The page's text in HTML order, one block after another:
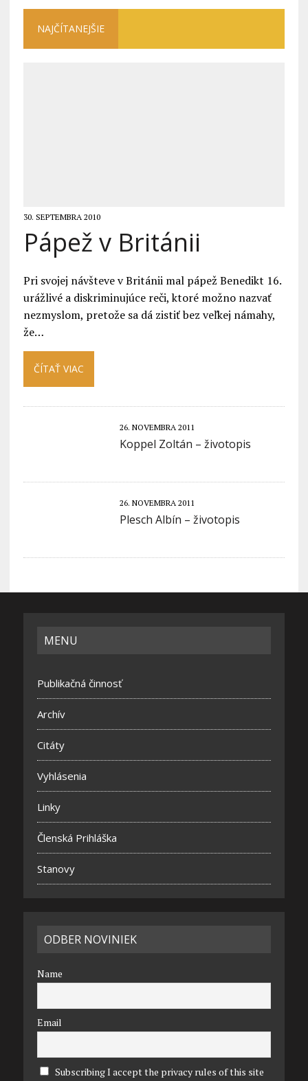
NAJČÍTANEJŠIE
30. SEPTEMBRA 2010
Pápež v Británii
Pri svojej návšteve v Británii mal pápež Benedikt 16.
urážlivé a diskriminujúce reči, ktoré možno nazvať
nezmyslom, pretože sa dá zistiť bez veľkej námahy,
že…
ČÍTAŤ VIAC
26. NOVEMBRA 2011
Koppel Zoltán – životopis
26. NOVEMBRA 2011
Plesch Albín – životopis
MENU
Publikačná činnosť
Archív
Citáty
Vyhlásenia
Linky
Členská Prihláška
Stanovy
ODBER NOVINIEK
Name
Email
Subscribing I accept the privacy rules of this site